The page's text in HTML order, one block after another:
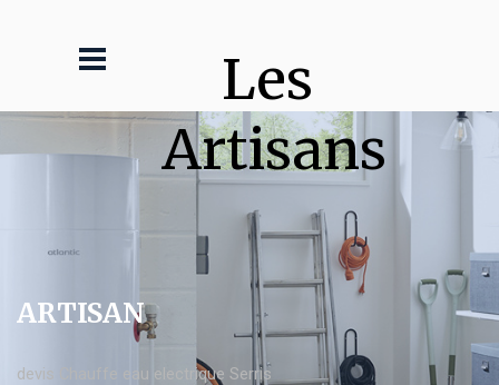
Les
Artisans
ARTISAN
devis Chauffe eau electrique Serris